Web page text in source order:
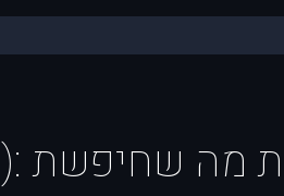
מה שחיפשת :(